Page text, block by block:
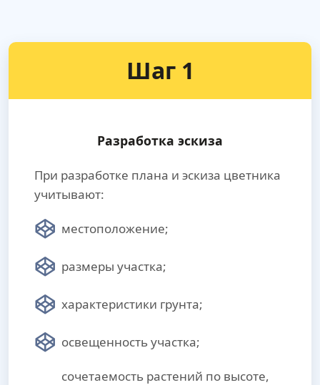
Шаг 1
Разработка эскиза
При разработке плана и эскиза цветника
учитывают:
местоположение;
размеры участка;
характеристики грунта;
освещенность участка;
сочетаемость растений по высоте,